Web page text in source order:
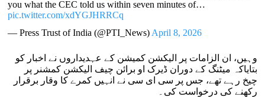
you what the CEC told us within seven minutes of…
pic.twitter.com/xdYGJHRRCq
— Press Trust of India (@PTI_News) April 8, 2026
وہیں، ان الزامات پر الیکشن کمیشن کے عہدیداروں نے اخبار کو
بتایاکہ میٹنگ کے دوران ڈیرک او برائن چیف الیکشن کمشنر پر
چیخ رہے تھے، جس پر سی ای سی نے انہیں کمرے کا وقار برقرار
رکھنے کی درخواست کی۔